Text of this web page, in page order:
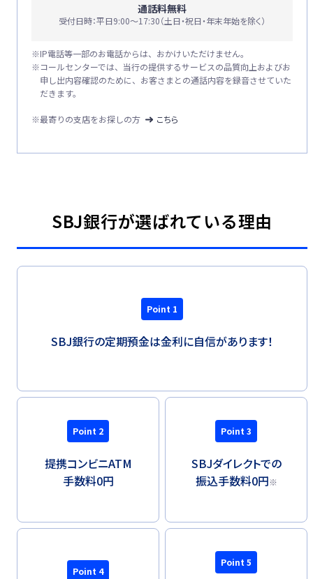
通話料無料
受付日時：平日9:00〜17:30（土日・祝日・年末年始を除く）
※IP電話等一部のお電話からは、おかけいただけません。
※コールセンターでは、当行の提供するサービスの品質向上およびお
申し出内容確認のために、お客さまとの通話内容を録音させていた
だきます。
※最寄りの支店をお探しの方 こちら
SBJ銀行が選ばれている理由
Point 1
SBJ銀行の定期預金は金利に自信があります！
Point 2
提携コンビニATM
手数料0円
Point 3
SBJダイレクトでの
振込手数料0円※
Point 4
Point 5